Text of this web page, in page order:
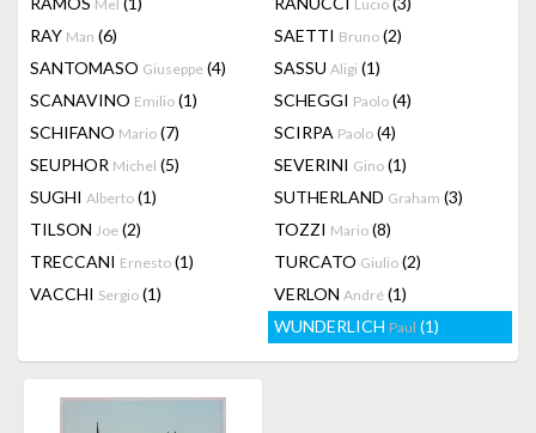
Mel Lucio
RAY Man (6) SAETTI Bruno (2)
SANTOMASO Giuseppe (4) SASSU Aligi (1)
SCANAVINO Emilio (1) SCHEGGI Paolo (4)
SCHIFANO Mario (7) SCIRPA Paolo (4)
SEUPHOR Michel (5) SEVERINI Gino (1)
SUGHI Alberto (1) SUTHERLAND Graham (3)
TILSON Joe (2) TOZZI Mario (8)
TRECCANI Ernesto (1) TURCATO Giulio (2)
VACCHI Sergio (1) VERLON André (1)
WUNDERLICH Paul (1)